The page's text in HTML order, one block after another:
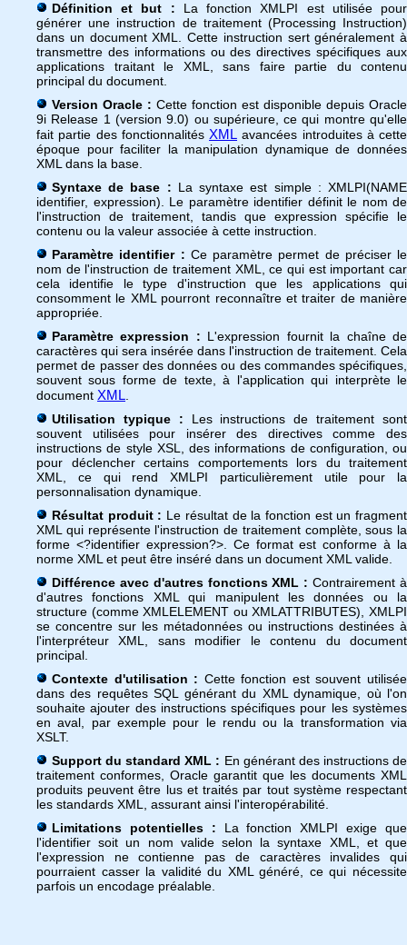
Définition et but : La fonction XMLPI est utilisée pour
générer une instruction de traitement (Processing Instruction)
dans un document XML. Cette instruction sert généralement à
transmettre des informations ou des directives spécifiques aux
applications traitant le XML, sans faire partie du contenu
principal du document.
Version Oracle : Cette fonction est disponible depuis Oracle
9i Release 1 (version 9.0) ou supérieure, ce qui montre qu'elle
fait partie des fonctionnalités XML avancées introduites à cette
époque pour faciliter la manipulation dynamique de données
XML dans la base.
Syntaxe de base : La syntaxe est simple : XMLPI(NAME
identifier, expression). Le paramètre identifier définit le nom de
l'instruction de traitement, tandis que expression spécifie le
contenu ou la valeur associée à cette instruction.
Paramètre identifier : Ce paramètre permet de préciser le
nom de l'instruction de traitement XML, ce qui est important car
cela identifie le type d'instruction que les applications qui
consomment le XML pourront reconnaître et traiter de manière
appropriée.
Paramètre expression : L'expression fournit la chaîne de
caractères qui sera insérée dans l'instruction de traitement. Cela
permet de passer des données ou des commandes spécifiques,
souvent sous forme de texte, à l'application qui interprète le
document XML
Utilisation typique : Les instructions de traitement sont
souvent utilisées pour insérer des directives comme des
instructions de style XSL, des informations de configuration, ou
pour déclencher certains comportements lors du traitement
XML, ce qui rend XMLPI particulièrement utile pour la
personnalisation dynamique.
Résultat produit : Le résultat de la fonction est un fragment
XML qui représente l'instruction de traitement complète, sous la
forme <?identifier expression?>. Ce format est conforme à la
norme XML et peut être inséré dans un document XML valide.
Différence avec d'autres fonctions XML : Contrairement à
d'autres fonctions XML qui manipulent les données ou la
structure (comme XMLELEMENT ou XMLATTRIBUTES), XMLPI
se concentre sur les métadonnées ou instructions destinées à
l'interpréteur XML, sans modifier le contenu du document
principal.
Contexte d'utilisation : Cette fonction est souvent utilisée
dans des requêtes SQL générant du XML dynamique, où l'on
souhaite ajouter des instructions spécifiques pour les systèmes
en aval, par exemple pour le rendu ou la transformation via
XSLT.
Support du standard XML : En générant des instructions de
traitement conformes, Oracle garantit que les documents XML
produits peuvent être lus et traités par tout système respectant
les standards XML, assurant ainsi l'interopérabilité.
Limitations potentielles : La fonction XMLPI exige que
l'identifier soit un nom valide selon la syntaxe XML, et que
l'expression ne contienne pas de caractères invalides qui
pourraient casser la validité du XML généré, ce qui nécessite
parfois un encodage préalable.